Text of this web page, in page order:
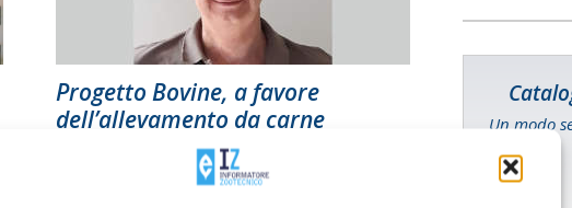
Progetto Bovine, a favore
dell’allevamento da carne
25 Settembre 2020
Un modo